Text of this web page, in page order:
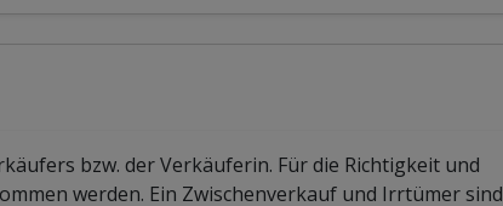
bzw. der Verkäuferin. Für die Richtigkeit und
werden. Ein Zwischenverkauf und Irrtümer sind